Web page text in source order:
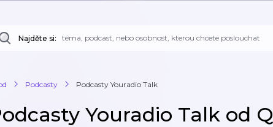
Najděte si:
Podcasty Podcasty Youradio Talk
Youradio Talk od Q